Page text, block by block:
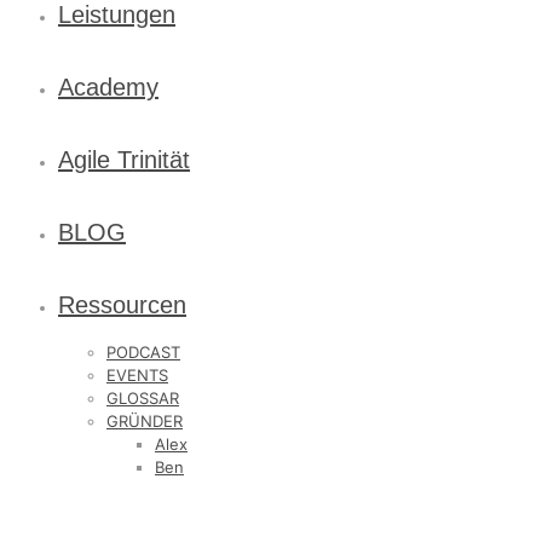
Leistungen
Academy
Agile Trinität
BLOG
Ressourcen
PODCAST
EVENTS
GLOSSAR
GRÜNDER
Alex
Ben